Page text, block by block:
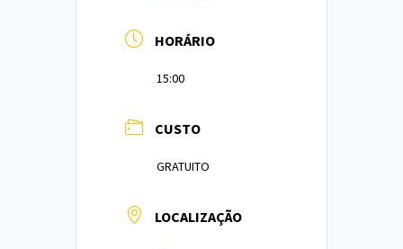
HORÁRIO
15:00
CUSTO
GRATUITO
LOCALIZAÇÃO